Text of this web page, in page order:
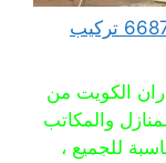
فني تركيب ورق جدران الكويت 66874433 تركيب
الكويت من
والمكاتب
للجميع ،